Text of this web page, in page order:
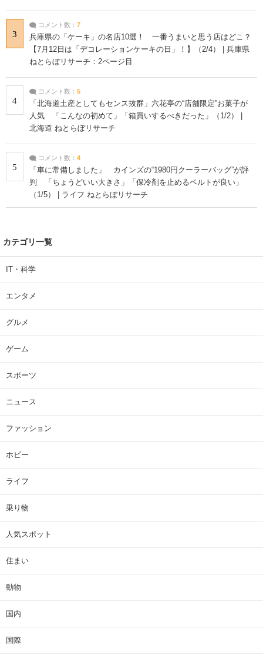
3
コメント数： 7
兵庫県の「ケーキ」の名店10選！ 一番うまいと思う店はどこ？
【7月12日は「デコレーションケーキの日」！】（2/4） | 兵庫県
ねとらぼリサーチ：2ページ目
4
コメント数： 5
「北海道土産としてもセンス抜群」六花亭の“店舗限定”お菓子が
人気 「こんなの初めて」「箱買いするべきだった」（1/2） |
北海道 ねとらぼリサーチ
5
コメント数： 4
「車に常備しました」 カインズの“1980円クーラーバッグ”が評
判 「ちょうどいい大きさ」「保冷剤を止めるベルトが良い」
（1/5） | ライフ ねとらぼリサーチ
カテゴリ一覧
IT・科学
エンタメ
グルメ
ゲーム
スポーツ
ニュース
ファッション
ホビー
ライフ
乗り物
人気スポット
住まい
動物
国内
国際